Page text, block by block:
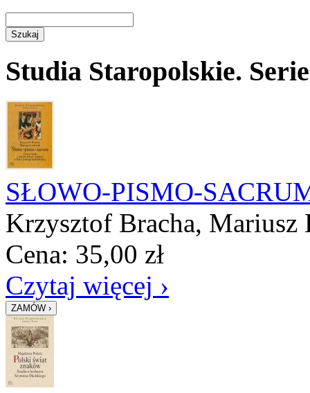
Studia Staropolskie.
SŁOWO-PISMO-
Krzysztof Bracha, Mariusz
Cena: 35,00 zł
Czytaj więcej ›